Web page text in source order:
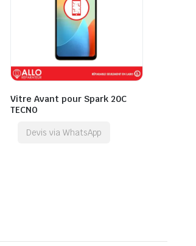
Vitre Avant pour Spark 20C
TECNO
Devis via WhatsApp